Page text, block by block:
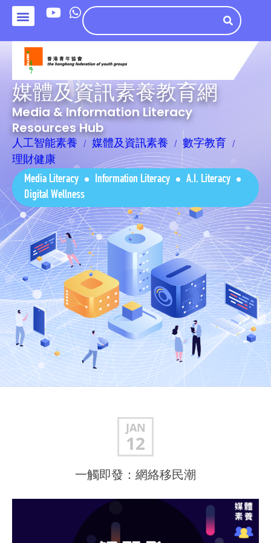
媒體及資訊素養教育網
Media & Information Literacy
Resources Hub
人工智能素養 媒體及資訊素養
數字教育
理財健康
Media Literacy Information Literacy
A.I. Literacy
Digital Wellness
JAN
12
一觸即發：網絡移民潮